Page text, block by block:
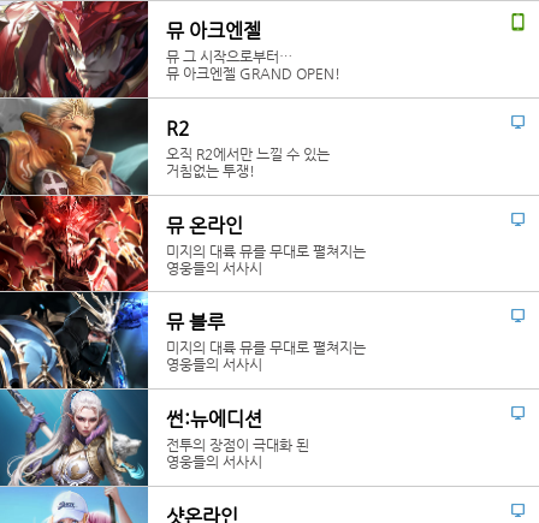
뮤 아크엔젤
뮤 그 시작으로부터…
뮤 아크엔젤 GRAND OPEN!
R2
오직 R2에서만 느낄 수 있는
거침없는 투쟁!
뮤 온라인
미지의 대륙 뮤를 무대로 펼쳐지는
영웅들의 서사시
뮤 블루
미지의 대륙 뮤를 무대로 펼쳐지는
영웅들의 서사시
썬:뉴에디션
전투의 장점이 극대화 된
영웅들의 서사시
샷온라인